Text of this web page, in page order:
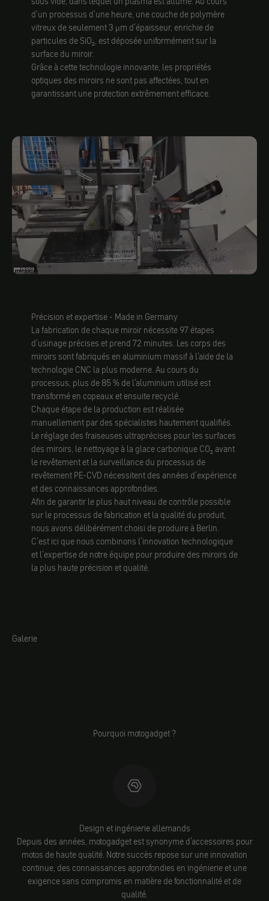
d'un processus d'une heure, une couche de polymère
vitreux de seulement 3 µm d'épaisseur, enrichie de
particules de SiO₂, est déposée uniformément sur la
surface du miroir.
Grâce à cette technologie innovante, les propriétés
optiques des miroirs ne sont pas affectées, tout en
garantissant une protection extrêmement efficace.
Précision et expertise - Made in Germany
La fabrication de chaque miroir nécessite 97 étapes
d'usinage précises et prend 72 minutes. Les corps des
miroirs sont fabriqués en aluminium massif à l'aide de la
technologie CNC la plus moderne. Au cours du
processus, plus de 85 % de l'aluminium utilisé est
transformé en copeaux et ensuite recyclé.
Chaque étape de la production est réalisée
manuellement par des spécialistes hautement qualifiés.
Le réglage des fraiseuses ultraprécises pour les surfaces
des miroirs, le nettoyage à la glace carbonique CO₂ avant
le revêtement et la surveillance du processus de
revêtement PE-CVD nécessitent des années d'expérience
et des connaissances approfondies.
Afin de garantir le plus haut niveau de contrôle possible
sur le processus de fabrication et la qualité du produit,
nous avons délibérément choisi de produire à Berlin.
C'est ici que nous combinons l'innovation technologique
et l'expertise de notre équipe pour produire des miroirs de
la plus haute précision et qualité.
Galerie
Pourquoi motogadget ?
Design et ingénierie allemands
Depuis des années, motogadget est synonyme d'accessoires pour
motos de haute qualité. Notre succès repose sur une innovation
continue, des connaissances approfondies en ingénierie et une
exigence sans compromis en matière de fonctionnalité et de
qualité.